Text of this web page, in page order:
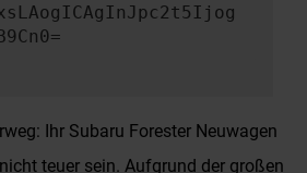
Ihr Subaru Forester Neuwagen
teuer sein. Aufgrund der großen